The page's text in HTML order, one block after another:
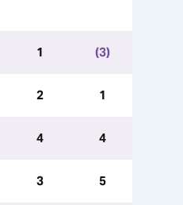
1 (3)
2 1
4 4
3 5